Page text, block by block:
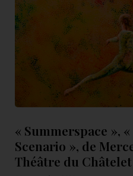
« Summerspace »,
Scenario », de
Théâtre du